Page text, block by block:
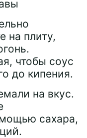
на плиту,
чтобы соус
до кипения.
на вкус.
сахара,